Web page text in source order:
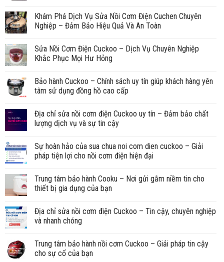
Khám Phá Dịch Vụ Sửa Nồi Cơm Điện Cuchen Chuyên
Nghiệp – Đảm Bảo Hiệu Quả Và An Toàn
Sửa Nồi Cơm Điện Cuckoo – Dịch Vụ Chuyên Nghiệp
Khắc Phục Mọi Hư Hỏng
Bảo hành Cuckoo – Chính sách uy tín giúp khách hàng yên
tâm sử dụng đồng hồ cao cấp
Địa chỉ sửa nồi cơm điện Cuckoo uy tín – Đảm bảo chất
lượng dịch vụ và sự tin cậy
Sự hoàn hảo của sua chua noi com dien cuckoo – Giải
pháp tiện lợi cho nồi cơm điện hiện đại
Trung tâm bảo hành Cooku – Nơi gửi gắm niềm tin cho
thiết bị gia dụng của bạn
Địa chỉ sửa nồi cơm điện Cuckoo – Tin cậy, chuyên nghiệp
và nhanh chóng
Trung tâm bảo hành nồi cơm Cuckoo – Giải pháp tin cậy
cho sự cố của bạn